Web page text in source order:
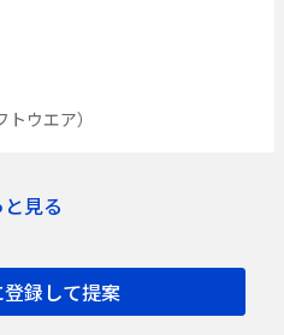
ウエア）
見る
録して提案